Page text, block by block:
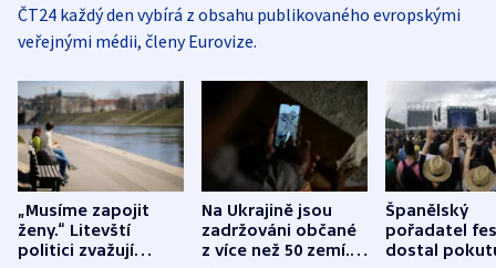
ČT24 každý den vybírá z obsahu publikovaného evropskými
veřejnými médii, členy Eurovize.
„Musíme zapojit
ženy.“ Litevští
politici zvažují
Na Ukrajině jsou
zadržováni občané
z více než 50 zemí.
Španělský
pořadatel
dostal